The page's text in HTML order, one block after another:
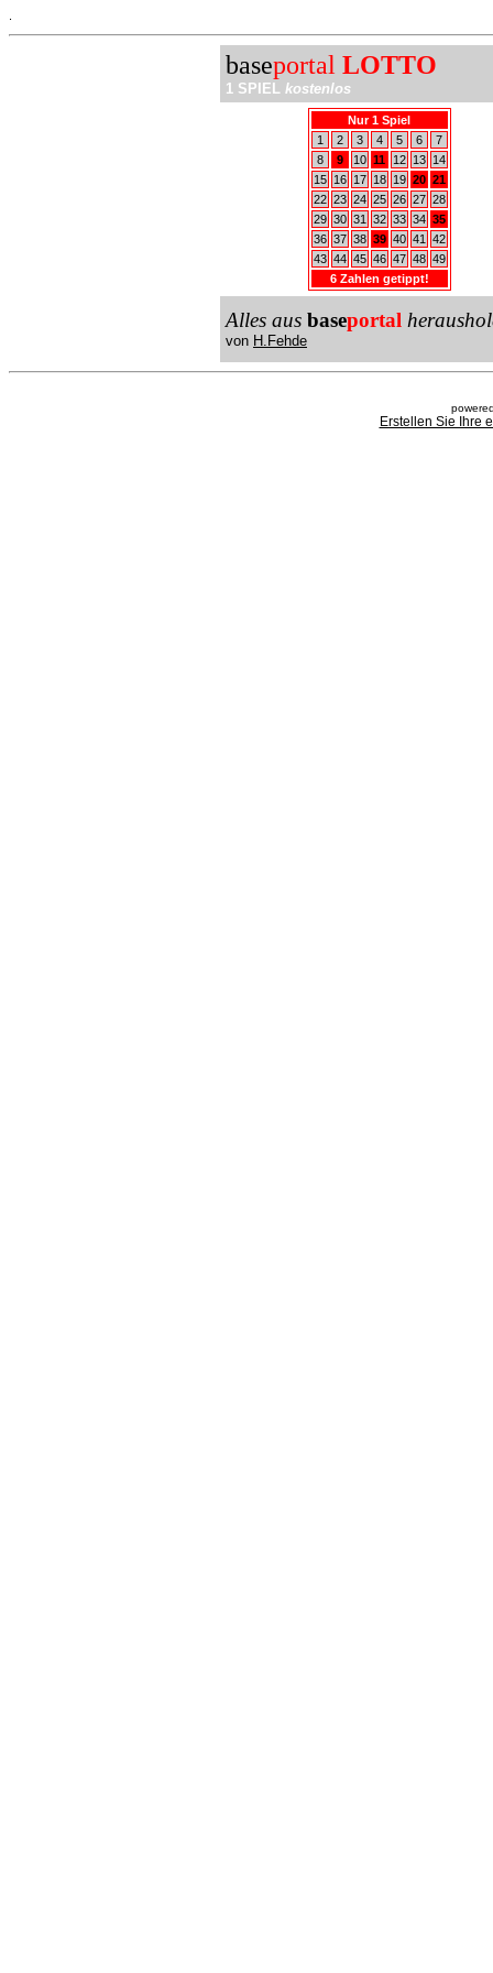
baseportal LOTTO
1 SPIEL kostenlos
Nur 1 Spiel
1
2 3 4 5 6
7
8
9 10 11 12 13
14
15
16 17 18 19 20 21
22 23 24 25 26 27 28
29 30 31 32 33 34 35
36 37 38 39 40 41
42
43 44 45 46 47 48 49
6 Zahlen getippt!
Alles aus baseportal
von H.Fehde
Erstellen Sie Ihre